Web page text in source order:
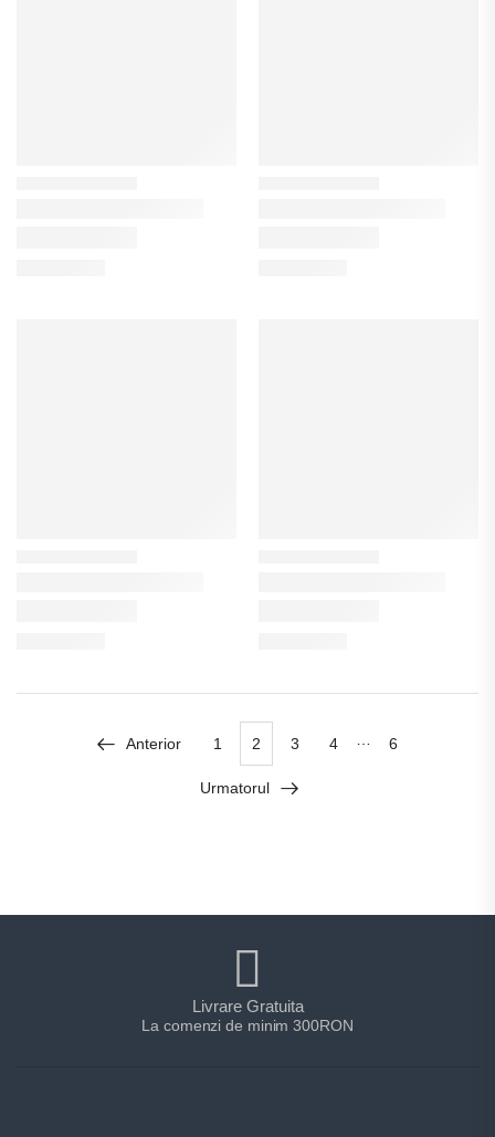
Anterior 1 2 3 4 6
Urmatorul
Livrare Gratuita
La comenzi de minim 300RON